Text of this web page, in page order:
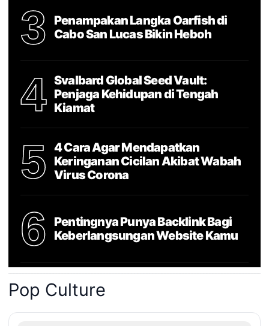
3
Penampakan Langka Oarfish di
Cabo San Lucas Bikin Heboh
4
Svalbard Global Seed Vault:
Penjaga Kehidupan di Tengah
Kiamat
5
4 Cara Agar Mendapatkan
Keringanan Cicilan Akibat Wabah
Virus Corona
6
Pentingnya Punya Backlink Bagi
Keberlangsungan Website Kamu
Pop Culture